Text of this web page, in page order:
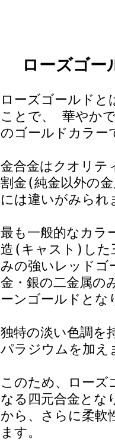
ローズゴ
ローズゴールドと
ことで、 華やか
のゴールドカラー
金合金はクオリテ
割金(純金以外の
には違いがみられ
最も一般的なカラ
造(キャスト)した
みの強いレッドゴ
金・銀の二金属の
ーンゴールドとな
独特の淡い色調を
パラジウムを加え
このため、ローズ
なる四元合金とな
から、さらに柔軟
ます。